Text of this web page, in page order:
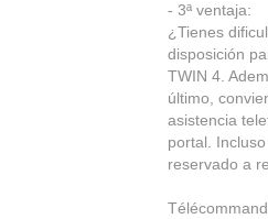
- 3ª ventaja:
¿Tienes
disposición
TWIN 4.
último,
asistencia
portal.
reservado a